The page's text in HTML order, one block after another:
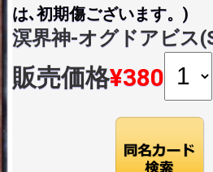
は､初期傷ございます。)
溟界神-オグドアビス
販売価格¥380